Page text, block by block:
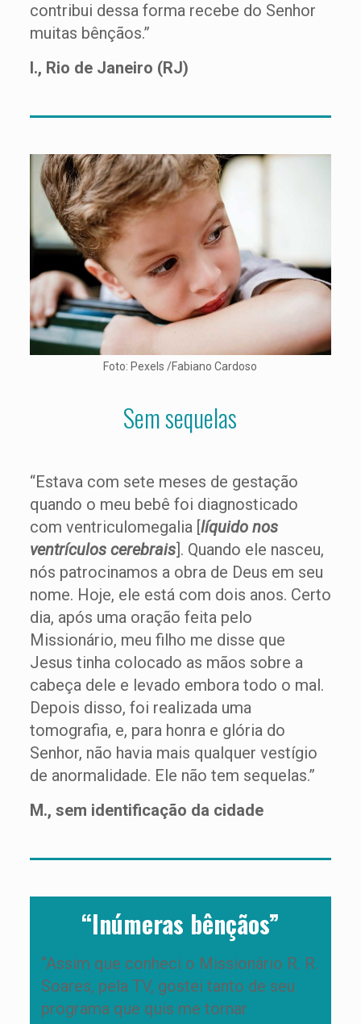
contribui dessa forma recebe do Senhor
muitas bênçãos.”
I., Rio de Janeiro (RJ)
Foto: Pexels /Fabiano Cardoso
Sem sequelas
“Estava com sete meses de gestação
quando o meu bebê foi diagnosticado
com ventriculomegalia [líquido nos
ventrículos cerebrais]. Quando ele nasceu,
nós patrocinamos a obra de Deus em seu
nome. Hoje, ele está com dois anos. Certo
dia, após uma oração feita pelo
Missionário, meu filho me disse que
Jesus tinha colocado as mãos sobre a
cabeça dele e levado embora todo o mal.
Depois disso, foi realizada uma
tomografia, e, para honra e glória do
Senhor, não havia mais qualquer vestígio
de anormalidade. Ele não tem sequelas.”
M., sem identificação da cidade
“Inúmeras bênçãos”
“Assim que conheci o Missionário R. R.
Soares, pela TV, gostei tanto de seu
programa que quis me tornar